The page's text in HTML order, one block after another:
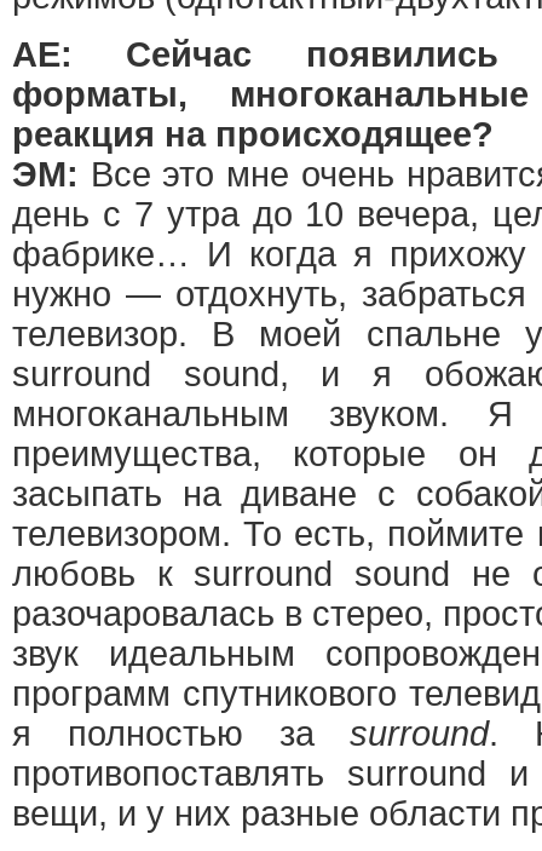
АЕ: Сейчас появились
форматы,
реакция на происходящее?
ЭМ: Все это мне очень
день с 7 утра до 10 вечера,
фабрике… И когда я прихожу
нужно — отдохнуть,
телевизор. В моей спальне
surround sound, и я
многоканальным звуком.
преимущества, которые он
засыпать на диване с
телевизором. То есть,
любовь к surround sound не
разочаровалась в стерео,
звук идеальным
программ спутникового
я полностью заsurround.
противопоставлять surround
вещи, и у них разные области